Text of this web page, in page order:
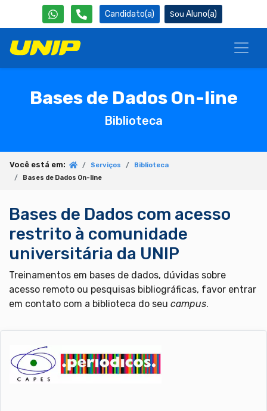
Candidato(a) Aluno(a)
Bases de Dados On-line
Biblioteca
Você está em: Serviços
Biblioteca
Bases de Dados On-line
Bases de Dados com acesso
restrito à comunidade
universitária da UNIP
Treinamentos em bases de dados, dúvidas sobre
acesso remoto ou pesquisas bibliográficas, favor entrar
em contato com a biblioteca do seu campus.